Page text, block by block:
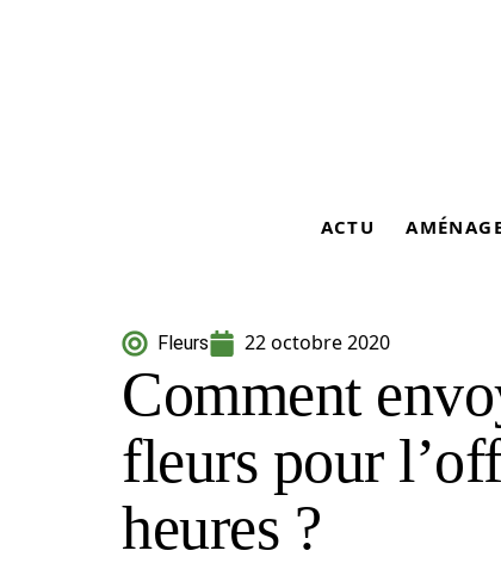
ACTU
Fleurs 22 octobre 2020
Comment
fleurs pour
heures ?